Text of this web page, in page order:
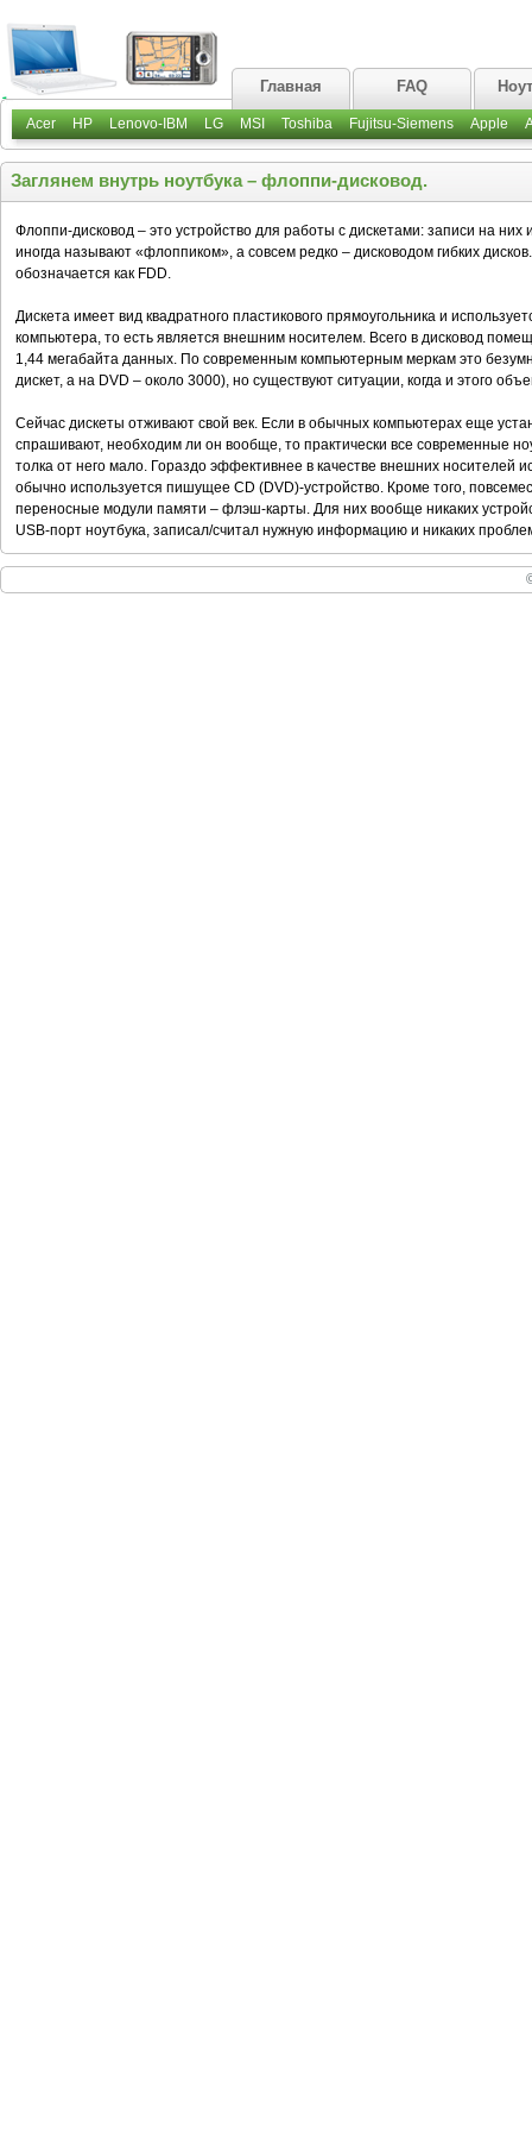
Главная FAQ
Acer HP Lenovo-IBM LG MSI Toshiba Fujitsu-Siemens Apple
Заглянем внутрь ноутбука – флоппи-дисковод.
Флоппи-дисковод – это устройство для работы с дискетами: записи на
иногда называют «флоппиком», а совсем редко – дисководом гибких
обозначается как FDD.
Дискета имеет вид квадратного пластикового прямоугольника и
компьютера, то есть является внешним носителем. Всего в дисковод
1,44 мегабайта данных. По современным компьютерным меркам это
дискет, а на DVD – около 3000), но существуют ситуации, когда и этого
Cейчас дискеты отживают свой век. Если в обычных компьютерах еще
спрашивают, необходим ли он вообще, то практически все современные
толка от него мало. Гораздо эффективнее в качестве внешних носителей
обычно используется пишущее CD (DVD)-устройство. Кроме того,
переносные модули памяти – флэш-карты. Для них вообще никаких
USB-порт ноутбука, записал/считал нужную информацию и никаких